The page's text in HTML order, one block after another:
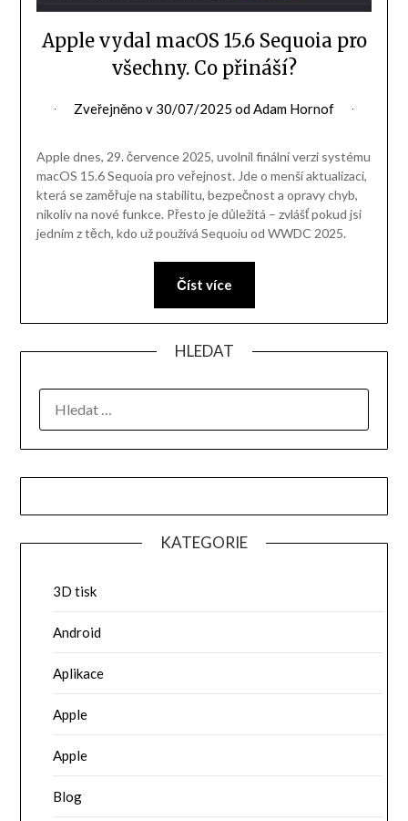
Apple vydal macOS 15.6 Sequoia pro
všechny. Co přináší?
Zveřejněno v 30/07/2025 odAdam Hornof
Apple dnes, 29. července 2025, uvolnil finální verzi systému
macOS 15.6 Sequoia pro veřejnost. Jde o menší aktualizaci,
která se zaměřuje na stabilitu, bezpečnost a opravy chyb,
nikoliv na nové funkce. Přesto je důležitá – zvlášť pokud jsi
jedním z těch, kdo už používá Sequoiu od WWDC 2025.
Číst více
HLEDAT
KATEGORIE
3D tisk
Android
Aplikace
Apple
Apple
Blog